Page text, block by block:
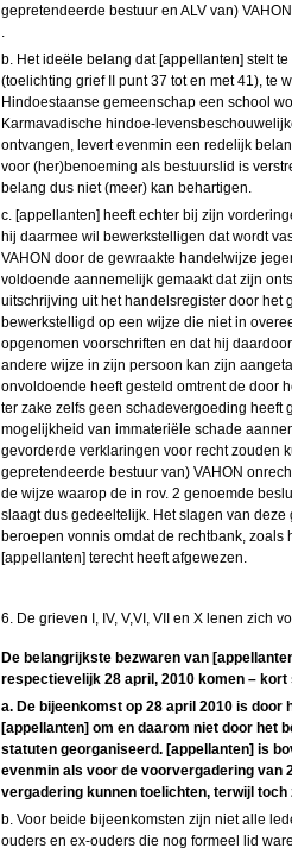
gepretendeerde bestuur en ALV van)
b. Het ideële belang dat [appellanten] stelt
(toelichting grief II punt 37 tot en met 41), te
Hindoestaanse gemeenschap een school
Karmavadische hindoe-
ontvangen, levert evenmin een redelijk
voor (her)benoeming als bestuurslid is
belang dus niet (meer) kan behartigen.
c. [appellanten] heeft echter bij zijn
hij daarmee wil bewerkstelligen dat wordt
VAHON door de gewraakte handelwijze
voldoende aannemelijk gemaakt dat zijn
uitschrijving uit het handelsregister door het
bewerkstelligd op een wijze die niet in
opgenomen voorschriften en dat hij
andere wijze in zijn persoon kan zijn
onvoldoende heeft gesteld omtrent de door
ter zake zelfs geen schadevergoeding heeft
mogelijkheid van immateriële schade
gevorderde verklaringen voor recht zouden
gepretendeerde bestuur van) VAHON
de wijze waarop de in rov. 2 genoemde
slaagt dus gedeeltelijk. Het slagen van
beroepen vonnis omdat de rechtbank,
[appellanten] terecht heeft afgewezen.
6. De grieven I, IV, V,VI, VII en X lenen zich
De belangrijkste bezwaren van
respectievelijk 28 april, 2010 komen –
a. De bijeenkomst op 28 april 2010 is
[appellanten] om en daarom niet door het
statuten georganiseerd. [appellanten] is
evenmin als voor de voorvergadering van
vergadering kunnen toelichten, terwijl toch
b. Voor beide bijeenkomsten zijn niet alle
ouders en ex-ouders die nog formeel lid